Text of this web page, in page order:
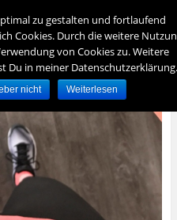
zu gestalten und fortlaufend
Cookies. Durch die weitere
von Cookies zu. Weitere
Du in meiner Datenschutzerklärung.
nicht Weiterlesen